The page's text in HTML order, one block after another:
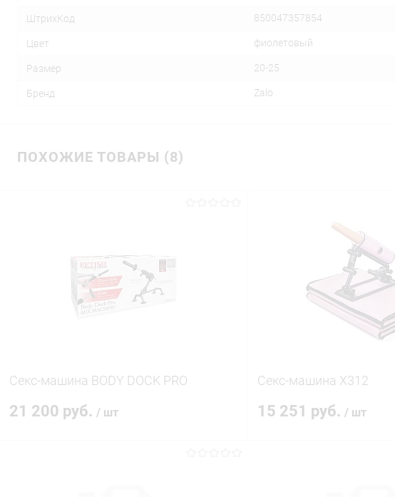
ШтрихКод 850047357854
Цвет фиолетовый
Размер 20-25
Бренд Zalo
ПОХОЖИЕ ТОВАРЫ (8)
Секс-машина BODY DOCK PRO
21 200 руб. / шт
Секс-машина Х312
15 251 руб. / шт